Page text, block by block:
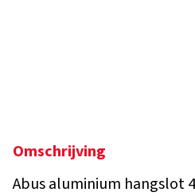
Omschrijving
Abus aluminium hangslot